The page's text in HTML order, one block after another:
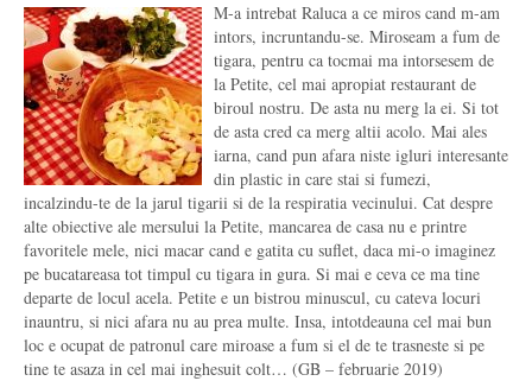
M-a intrebat Raluca a ce miros cand m-am
intors, incruntandu-se. Miroseam a fum de
tigara, pentru ca tocmai ma intorsesem de
la Petite, cel mai apropiat restaurant de
biroul nostru. De asta nu merg la ei. Si tot
de asta cred ca merg altii acolo. Mai ales
iarna, cand pun afara niste igluri interesante
din plastic in care stai si fumezi,
incalzindu-te de la jarul tigarii si de la respiratia vecinului. Cat despre
alte obiective ale mersului la Petite, mancarea de casa nu e printre
favoritele mele, nici macar cand e gatita cu suflet, daca mi-o imaginez
pe bucatareasa tot timpul cu tigara in gura. Si mai e ceva ce ma tine
departe de locul acela. Petite e un bistrou minuscul, cu cateva locuri
inauntru, si nici afara nu au prea multe. Insa, intotdeauna cel mai bun
loc e ocupat de patronul care miroase a fum si el de te trasneste si pe
tine te asaza in cel mai inghesuit colt… (GB – februarie 2019)